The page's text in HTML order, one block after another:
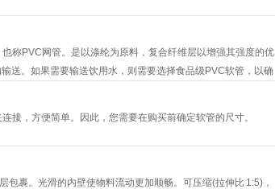
称PVC网管。是以涤纶为原料，复合纤维层以增强其强度的优
送。如果需要输送饮用水，则需要选择食品级PVC软管，以确
接，方便简单。因此，您需要在购买前确定软管的尺寸。
裹。光滑的内壁使物料流动更加顺畅。可压缩(拉伸比 1:5)，